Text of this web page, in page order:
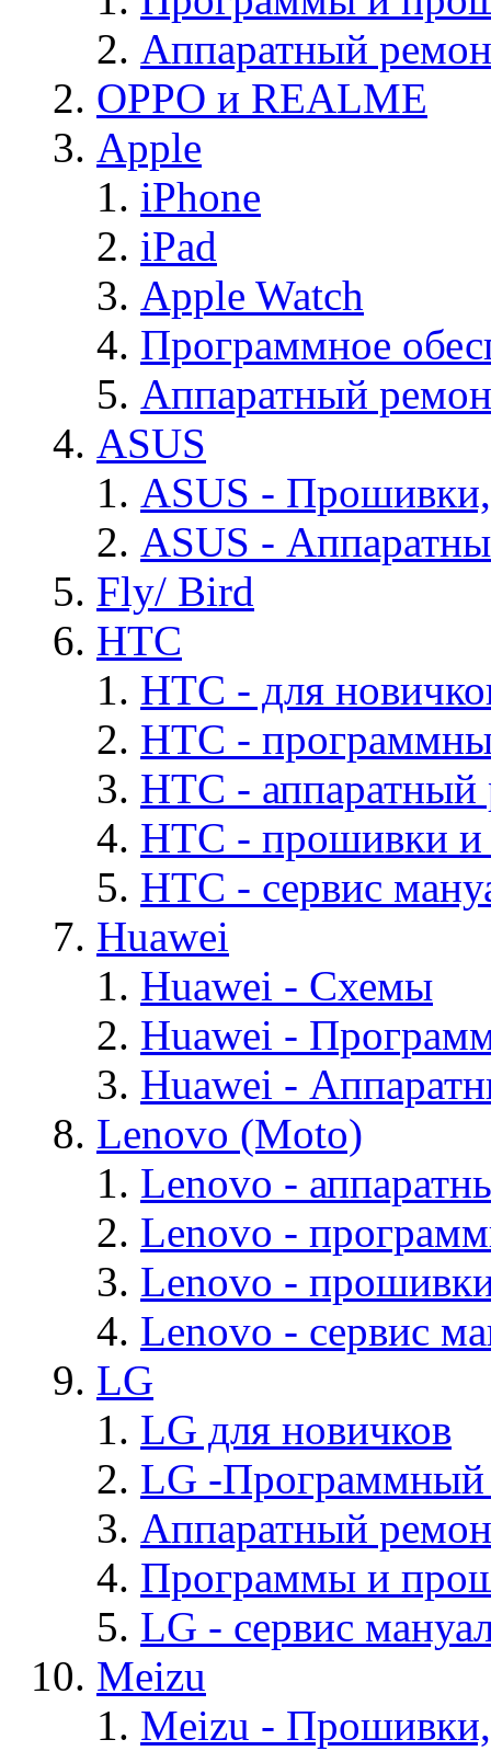
Аппаратный
OPPO и REALME
Apple
iPhone
iPad
Apple Watch
Программное
Аппаратный
ASUS
ASUS -
ASUS -
Fly/ Bird
HTC
HTC - для
HTC -
HTC - аппаратный
HTC - прошивки
HTC - cервис
Huawei
Huawei - Cхемы
Huawei -
Huawei -
Lenovo (Moto)
Lenovo -
Lenovo -
Lenovo -
Lenovo - cервис
LG
LG для новичков
LG -Программный
Аппаратный
Программы и
LG - cервис
Meizu
Meizu -